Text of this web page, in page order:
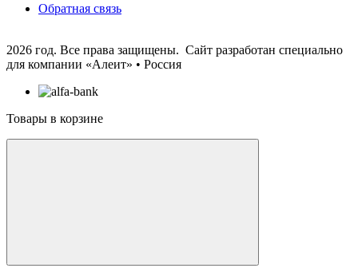
Обратная связь
2026 год. Все права защищены. Сайт разработан специально
для компании «Алеит» • Россия
Товары в корзине